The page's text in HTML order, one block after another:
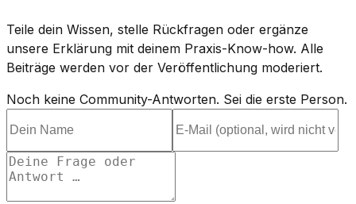
Teile dein Wissen, stelle Rückfragen oder ergänze
unsere Erklärung mit deinem Praxis-Know-how. Alle
Beiträge werden vor der Veröffentlichung moderiert.
Noch keine Community-Antworten. Sei die erste Person.